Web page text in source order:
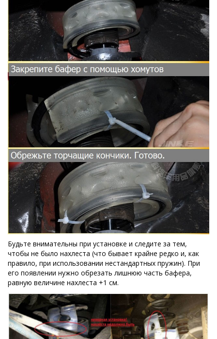
Будьте внимательны при установке и следите за тем,
чтобы не было нахлеста (что бывает крайне редко и, как
правило, при использовании нестандартных пружин). При
его появлении нужно обрезать лишнюю часть бафера,
равную величине нахлеста +1 см.